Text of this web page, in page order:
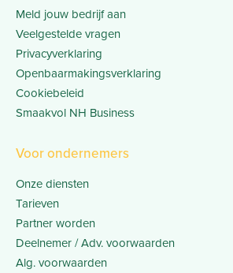
Meld jouw bedrijf aan
Veelgestelde vragen
Privacyverklaring
Openbaarmakingsverklaring
Cookiebeleid
Smaakvol NH Business
Voor ondernemers
Onze diensten
Tarieven
Partner worden
Deelnemer / Adv. voorwaarden
Alg. voorwaarden